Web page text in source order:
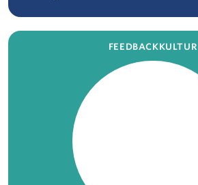
FEEDBACKKULTUR